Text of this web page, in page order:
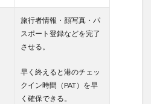
旅行者情報・顔写真・パ
スポート登録などを完了
させる。
早く終えると港のチェッ
クイン時間（PAT）を早
く確保できる。